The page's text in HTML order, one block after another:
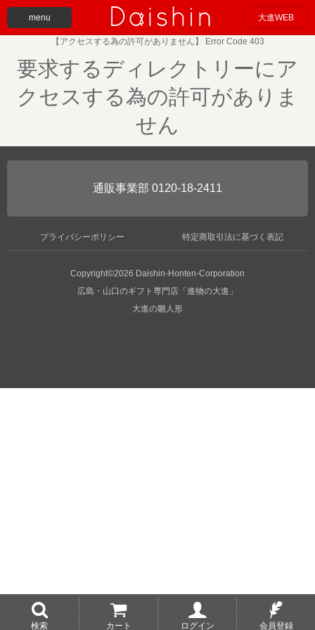
menu 大進WEB
検索 カート ログイン 会員登録
【アクセスする為の許可がありません】 Error Code 403
要求するディレクトリーにア
クセスする為の許可がありま
せん
0120-18-2411
プライバシーポリシー 特定商取引法に基づく表記
Copyright©2026 Daishin-Honten-Corporation
広島・山口のギフト専門店「進物の大進」
大進の雛人形